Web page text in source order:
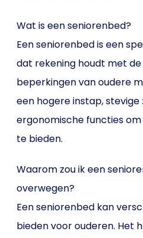
Wat is een seniorenbed?
Een seniorenbed is een
dat rekening houdt met
beperkingen van oudere
een hogere instap, stevige
ergonomische functies
te bieden.
Waarom zou ik een
overwegen?
Een seniorenbed kan
bieden voor ouderen. Het